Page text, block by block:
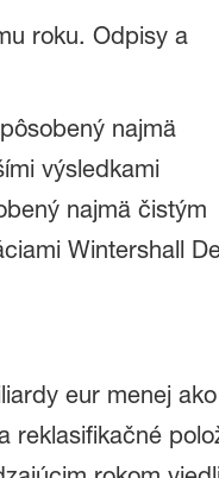
roku. Odpisy a
najmä
výsledkami
najmä čistým
Wintershall
eur menej
reklasifikačné